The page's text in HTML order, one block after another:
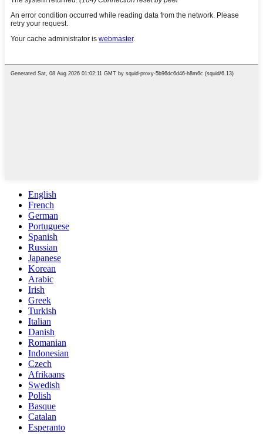
English
French
German
Portuguese
Spanish
Russian
Japanese
Korean
Arabic
Irish
Greek
Turkish
Italian
Danish
Romanian
Indonesian
Czech
Afrikaans
Swedish
Polish
Basque
Catalan
Esperanto